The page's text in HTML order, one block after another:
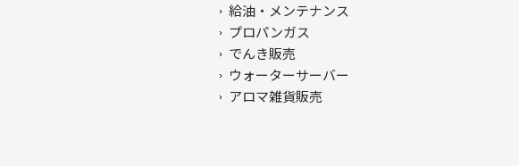
給油・メンテナンス
プロパンガス
でんき販売
ウォーターサーバー
アロマ雑貨販売